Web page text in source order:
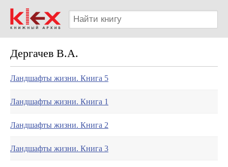
Дергачев В.А.
Ландшафты жизни. Книга 5
Ландшафты жизни. Книга 1
Ландшафты жизни. Книга 2
Ландшафты жизни. Книга 3